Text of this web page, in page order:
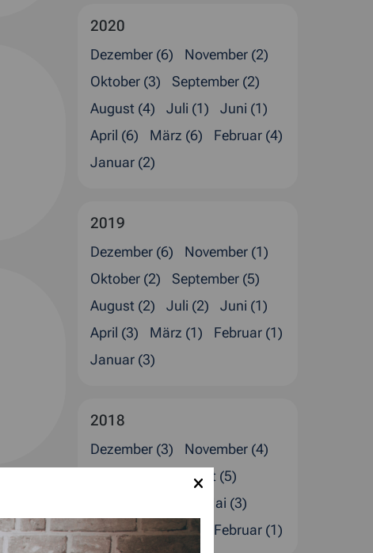
2020
Dezember (6)
November (2)
Oktober (3)
September (2)
August (4)
Juli (1)
Juni (1)
April (6)
März (6)
Februar (4)
Januar (2)
2019
Dezember (6)
November (1)
Oktober (2)
September (5)
August (2)
Juli (2)
Juni (1)
April (3)
März (1)
Februar (1)
Januar (3)
2018
Dezember (3)
November (4)
August (5)
Mai (3)
April (1)
März (2) Februar (1)